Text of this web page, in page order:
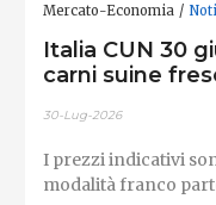
Mercato-Economia
Italia CUN 30
carni suine
30-Lug-2026
I prezzi indicativi
modalità franco